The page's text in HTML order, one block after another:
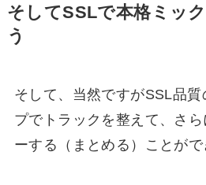
そしてSSLで本格ミッ
う
そして、当然ですがSSL品
プでトラックを整えて、さ
ーする（まとめる）ことがで